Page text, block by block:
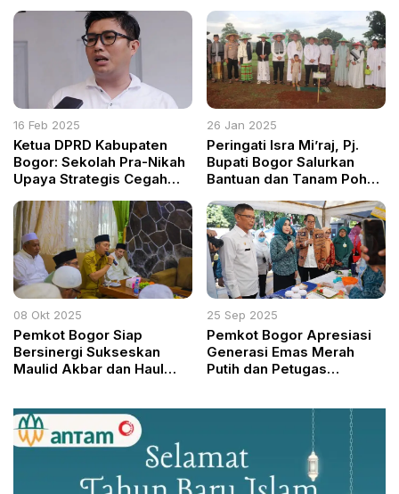
Kolaborasi Teknologi dan
Pengembangan SDM
Kabogorfest 2025
16 Feb 2025
Ketua DPRD Kabupaten
Bogor: Sekolah Pra-Nikah
Upaya Strategis Cegah
26 Jan 2025
Peringati Isra Mi’raj, Pj.
Bupati Bogor Salurkan
Bantuan dan Tanam Pohon
08 Okt 2025
Pemkot Bogor Siap
Bersinergi Sukseskan
Maulid Akbar dan Haul
25 Sep 2025
Pemkot Bogor Apresiasi
Generasi Emas Merah
Putih dan Petugas